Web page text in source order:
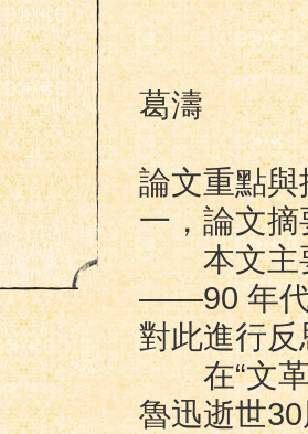
葛濤
論文重點與
一，論文摘
本文主要
——90 年代
對此進行反
在“文革”
魯迅逝世